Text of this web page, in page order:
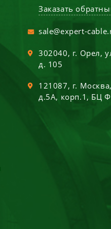
Заказать
sale@expert-
302040, г. Орел,
д. 105
121087, г. Москва,
д.5А, корп.1, БЦ